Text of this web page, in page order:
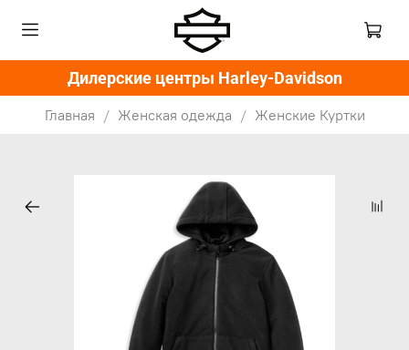
Дилерские центры Harley-Davidson
Главная Женская одежда Женские Куртки